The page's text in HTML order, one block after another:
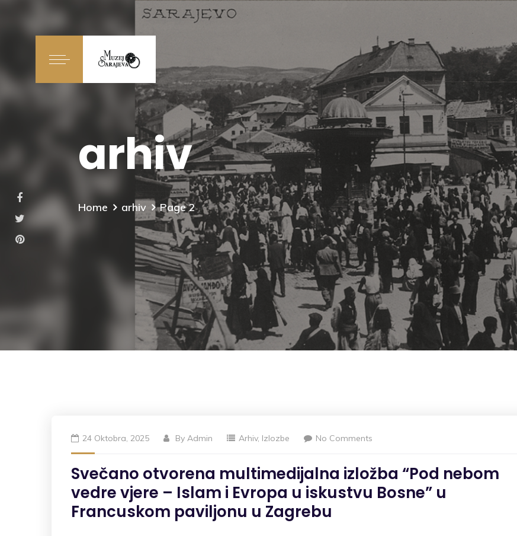
arhiv
Home arhiv Page 2
24 Oktobra, 2025 By Admin Arhiv, Izlozbe No Comments
Svečano otvorena multimedijalna izložba “Pod nebom
vedre vjere – Islam i Evropa u iskustvu Bosne” u
Francuskom paviljonu u Zagrebu